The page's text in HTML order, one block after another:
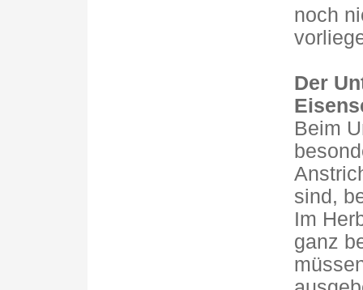
noch
Der
Beim
sind,
Im
ganz